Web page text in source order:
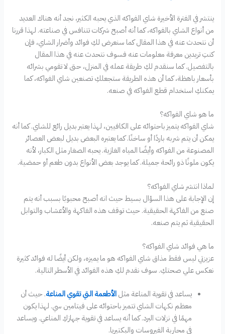
ينتشر في الفترة الأخيرة شاي الفواكه الذي يحبه الكثير، نجد أنه هناك العديد
من أنواع الشاي بالفواكه، كما أنه أصبح شركات تتنافس في صناعته. لهذا قررنا
أن نتحدث عنه في هذا المقال كما سنعرض لكِ فوائد وأضرار الشاي، فإن
كنتِ تريدين معرفة معلومات عنه فسوف نتحدث عنه في هذا المقال
بالتفصيل. كما سنقدم لكِ طريقة عمله في المنزل، حتى لا تقومي بشرائه
بأسعار باهظة، كما أن هذه الطريقة ستجعلكِ تصنعين شاي الفواكه، كما
يمكنكِ استخدام قطع الفواكه في صنعه.
ما هو شاي الفواكه؟
‏شاي الفواكه يتميز باحتوائه على الكافيين، لهذا يعتبر بديل رائع للشاي. كما أنه
يمكن أن يتم شربه باردًا أو ساخنًا. كما يعتبره البعض بديل لبعض العصائر
المصنوعة من الفواكه وأيضًا المياه الغازية. يحبه الصغار مثل الكبار، لأنه
يكون ملونًا ذو رائحة جميلة. كما يوجد بعض الأنواع بدون طعم أو حمضية.
‏لماذا انتشر شاي الفواكه؟
إن الإجابة على هذا السؤال بسيط حيث انه أصبح محبوبًا بسبب أنه يتم
صنع من الفاكهة الحقيقية. حيث توقف هذه الفاكهة والأعشاب والتوابل
الحقيقية ثم يتم صنعه.
ما هي فوائد شاي الفواكه؟
عزيزتي ليس فقط مذاق شاي الفواكه هو ما يميزه، ولكن أيضًا له فوائد كثيرة
نعكس علي صحتكِ. سوف نقدم لكِ هذه الفوائد في الأسطر التالية.
يساعد في تقوية المناعة مثلالأطعمة التي تقوي المناعة. حيث أن
معظم نكهات الشاي تتميز باحتوائه على فيتامين سي. لهذا يكون
مهمًا في نزلات البرد. كما أنه يساعد في تقوية جهازكِ المناعي. ويساعد
في محاربة الفيروسات والبكتيريا.